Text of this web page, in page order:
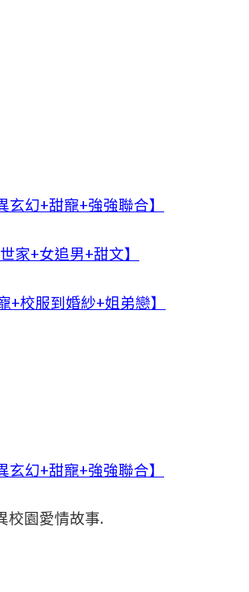
幻+甜寵+強強聯合】
家+女追男+甜文】
+校服到婚紗+姐弟戀】
幻+甜寵+強強聯合】
校園愛情故事.